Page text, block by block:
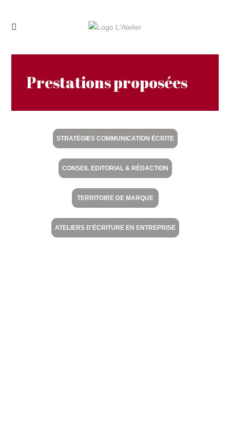
Prestations proposées
STRATÉGIES COMMUNICATION ÉCRITE
CONSEIL EDITORIAL & RÉDACTION
TERRITOIRE DE MARQUE
ATELIERS D'ÉCRITURE EN ENTREPRISE